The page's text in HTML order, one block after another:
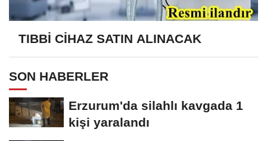
TIBBİ CİHAZ SATIN ALINACAK
SON HABERLER
Erzurum'da silahlı kavgada 1
kişi yaralandı